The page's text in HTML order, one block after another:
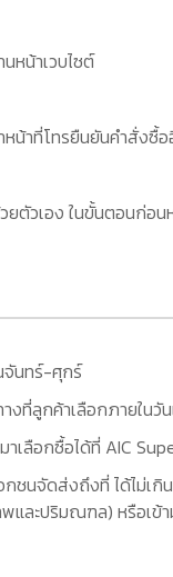
หน้าเวบไซต์
หน้าที่โทรยืนยันคำสั่ง
วเอง ในขั้นตอนก่อน
จันทร์-ศุกร์
ที่ลูกค้าเลือกภายในวั
เลือกซื้อได้ที่ AIC
ชนจัดส่งถึงที่ ได้ไม่เ
และปริมณฑล) หรือเข้า